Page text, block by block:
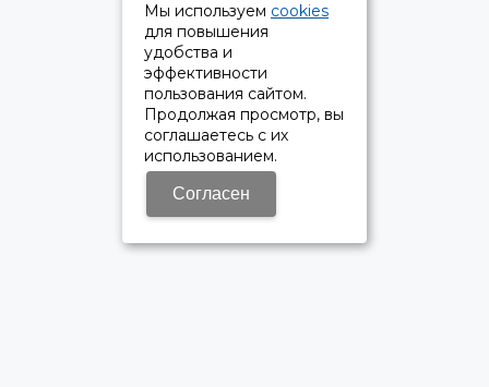
Мы используем cookies
для повышения
удобства и
эффективности
пользования сайтом.
Продолжая просмотр, вы
соглашаетесь с их
использованием.
Согласен